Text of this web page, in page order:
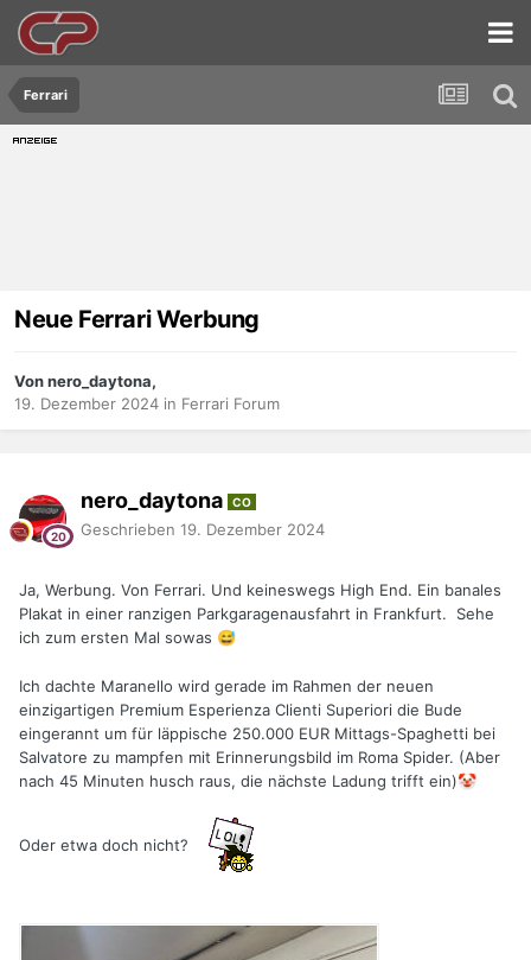
Ferrari
Neue Ferrari Werbung
Von nero_daytona,
19. Dezember 2024 in Ferrari Forum
nero_daytona CO
Geschrieben 19. Dezember 2024
Ja, Werbung. Von Ferrari. Und keineswegs High End. Ein banales
Plakat in einer ranzigen Parkgaragenausfahrt in Frankfurt. Sehe
ich zum ersten Mal sowas 😅
Ich dachte Maranello wird gerade im Rahmen der neuen
einzigartigen Premium Esperienza Clienti Superiori die Bude
eingerannt um für läppische 250.000 EUR Mittags-Spaghetti bei
Salvatore zu mampfen mit Erinnerungsbild im Roma Spider. (Aber
nach 45 Minuten husch raus, die nächste Ladung trifft ein)🤡
Oder etwa doch nicht?